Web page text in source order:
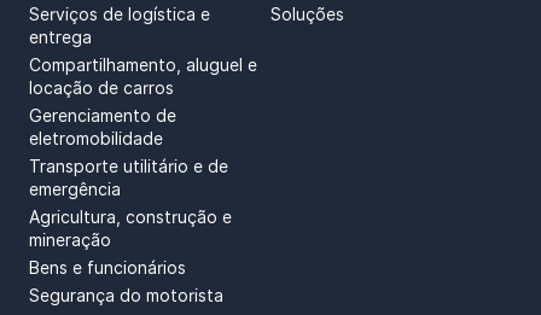
Serviços de logística e
entrega
Compartilhamento, aluguel e
locação de carros
Gerenciamento de
eletromobilidade
Transporte utilitário e de
emergência
Agricultura, construção e
mineração
Bens e funcionários
Segurança do motorista
Soluções